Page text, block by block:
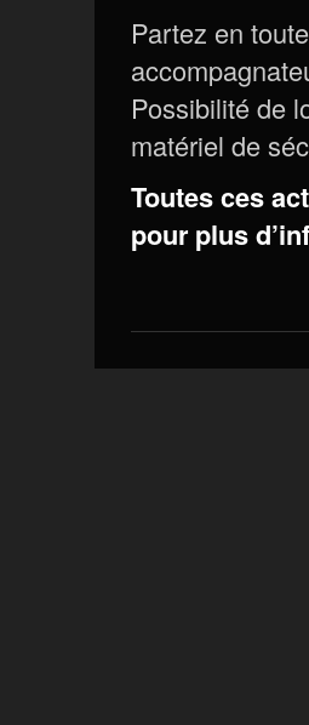
Partez en
Possibilité de
matériel de
Toutes ces
pour plus